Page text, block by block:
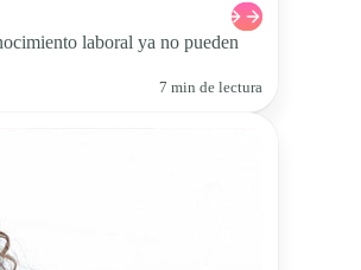
laboral ya no pueden
7 min de lectura